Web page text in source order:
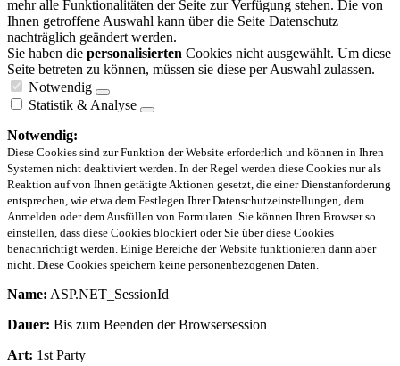
mehr alle Funktionalitäten der Seite zur Verfügung stehen. Die von
Ihnen getroffene Auswahl kann über die Seite Datenschutz
nachträglich geändert werden.
Sie haben die personalisierten Cookies nicht ausgewählt. Um diese
Seite betreten zu können, müssen sie diese per Auswahl zulassen.
Notwendig
Statistik & Analyse
Notwendig:
Diese Cookies sind zur Funktion der Website erforderlich und können in Ihren
Systemen nicht deaktiviert werden. In der Regel werden diese Cookies nur als
Reaktion auf von Ihnen getätigte Aktionen gesetzt, die einer Dienstanforderung
entsprechen, wie etwa dem Festlegen Ihrer Datenschutzeinstellungen, dem
Anmelden oder dem Ausfüllen von Formularen. Sie können Ihren Browser so
einstellen, dass diese Cookies blockiert oder Sie über diese Cookies
benachrichtigt werden. Einige Bereiche der Website funktionieren dann aber
nicht. Diese Cookies speichern keine personenbezogenen Daten.
Name: ASP.NET_SessionId
Dauer: Bis zum Beenden der Browsersession
Art: 1st Party